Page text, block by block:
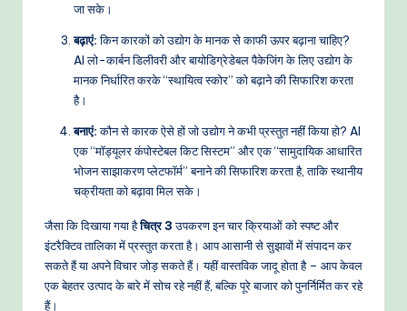
जा सके।
बढ़ाएं:किन कारकों को उद्योग के मानक से काफी ऊपर बढ़ाना चाहिए?
AI लो-कार्बन डिलीवरी और बायोडिग्रेडेबल पैकेजिंग के लिए उद्योग के
मानक निर्धारित करके “स्थायित्व स्कोर” को बढ़ाने की सिफारिश करता
है।
बनाएं:कौन से कारक ऐसे हों जो उद्योग ने कभी प्रस्तुत नहीं किया हो? AI
एक “मॉड्यूलर कंपोस्टेबल किट सिस्टम” और एक “सामुदायिक आधारित
भोजन साझाकरण प्लेटफॉर्म” बनाने की सिफारिश करता है, ताकि स्थानीय
चक्रीयता को बढ़ावा मिल सके।
जैसा कि दिखाया गया हैचित्र 3उपकरण इन चार क्रियाओं को स्पष्ट और
इंटरैक्टिव तालिका में प्रस्तुत करता है। आप आसानी से सुझावों में संपादन कर
सकते हैं या अपने विचार जोड़ सकते हैं। यहीं वास्तविक जादू होता है – आप केवल
एक बेहतर उत्पाद के बारे में सोच रहे नहीं हैं, बल्कि पूरे बाजार को पुनर्निर्मित कर रहे
हैं।